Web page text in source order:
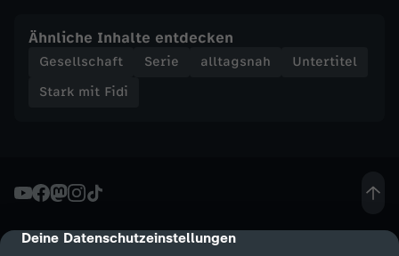
cmp-dialog-description
Deine Datenschutzeinstellungen
u
w
i
Ähnliche Inhalte entdecken
Gesellschaft Serie alltagsnah
Untertitel
Stark mit Fidi